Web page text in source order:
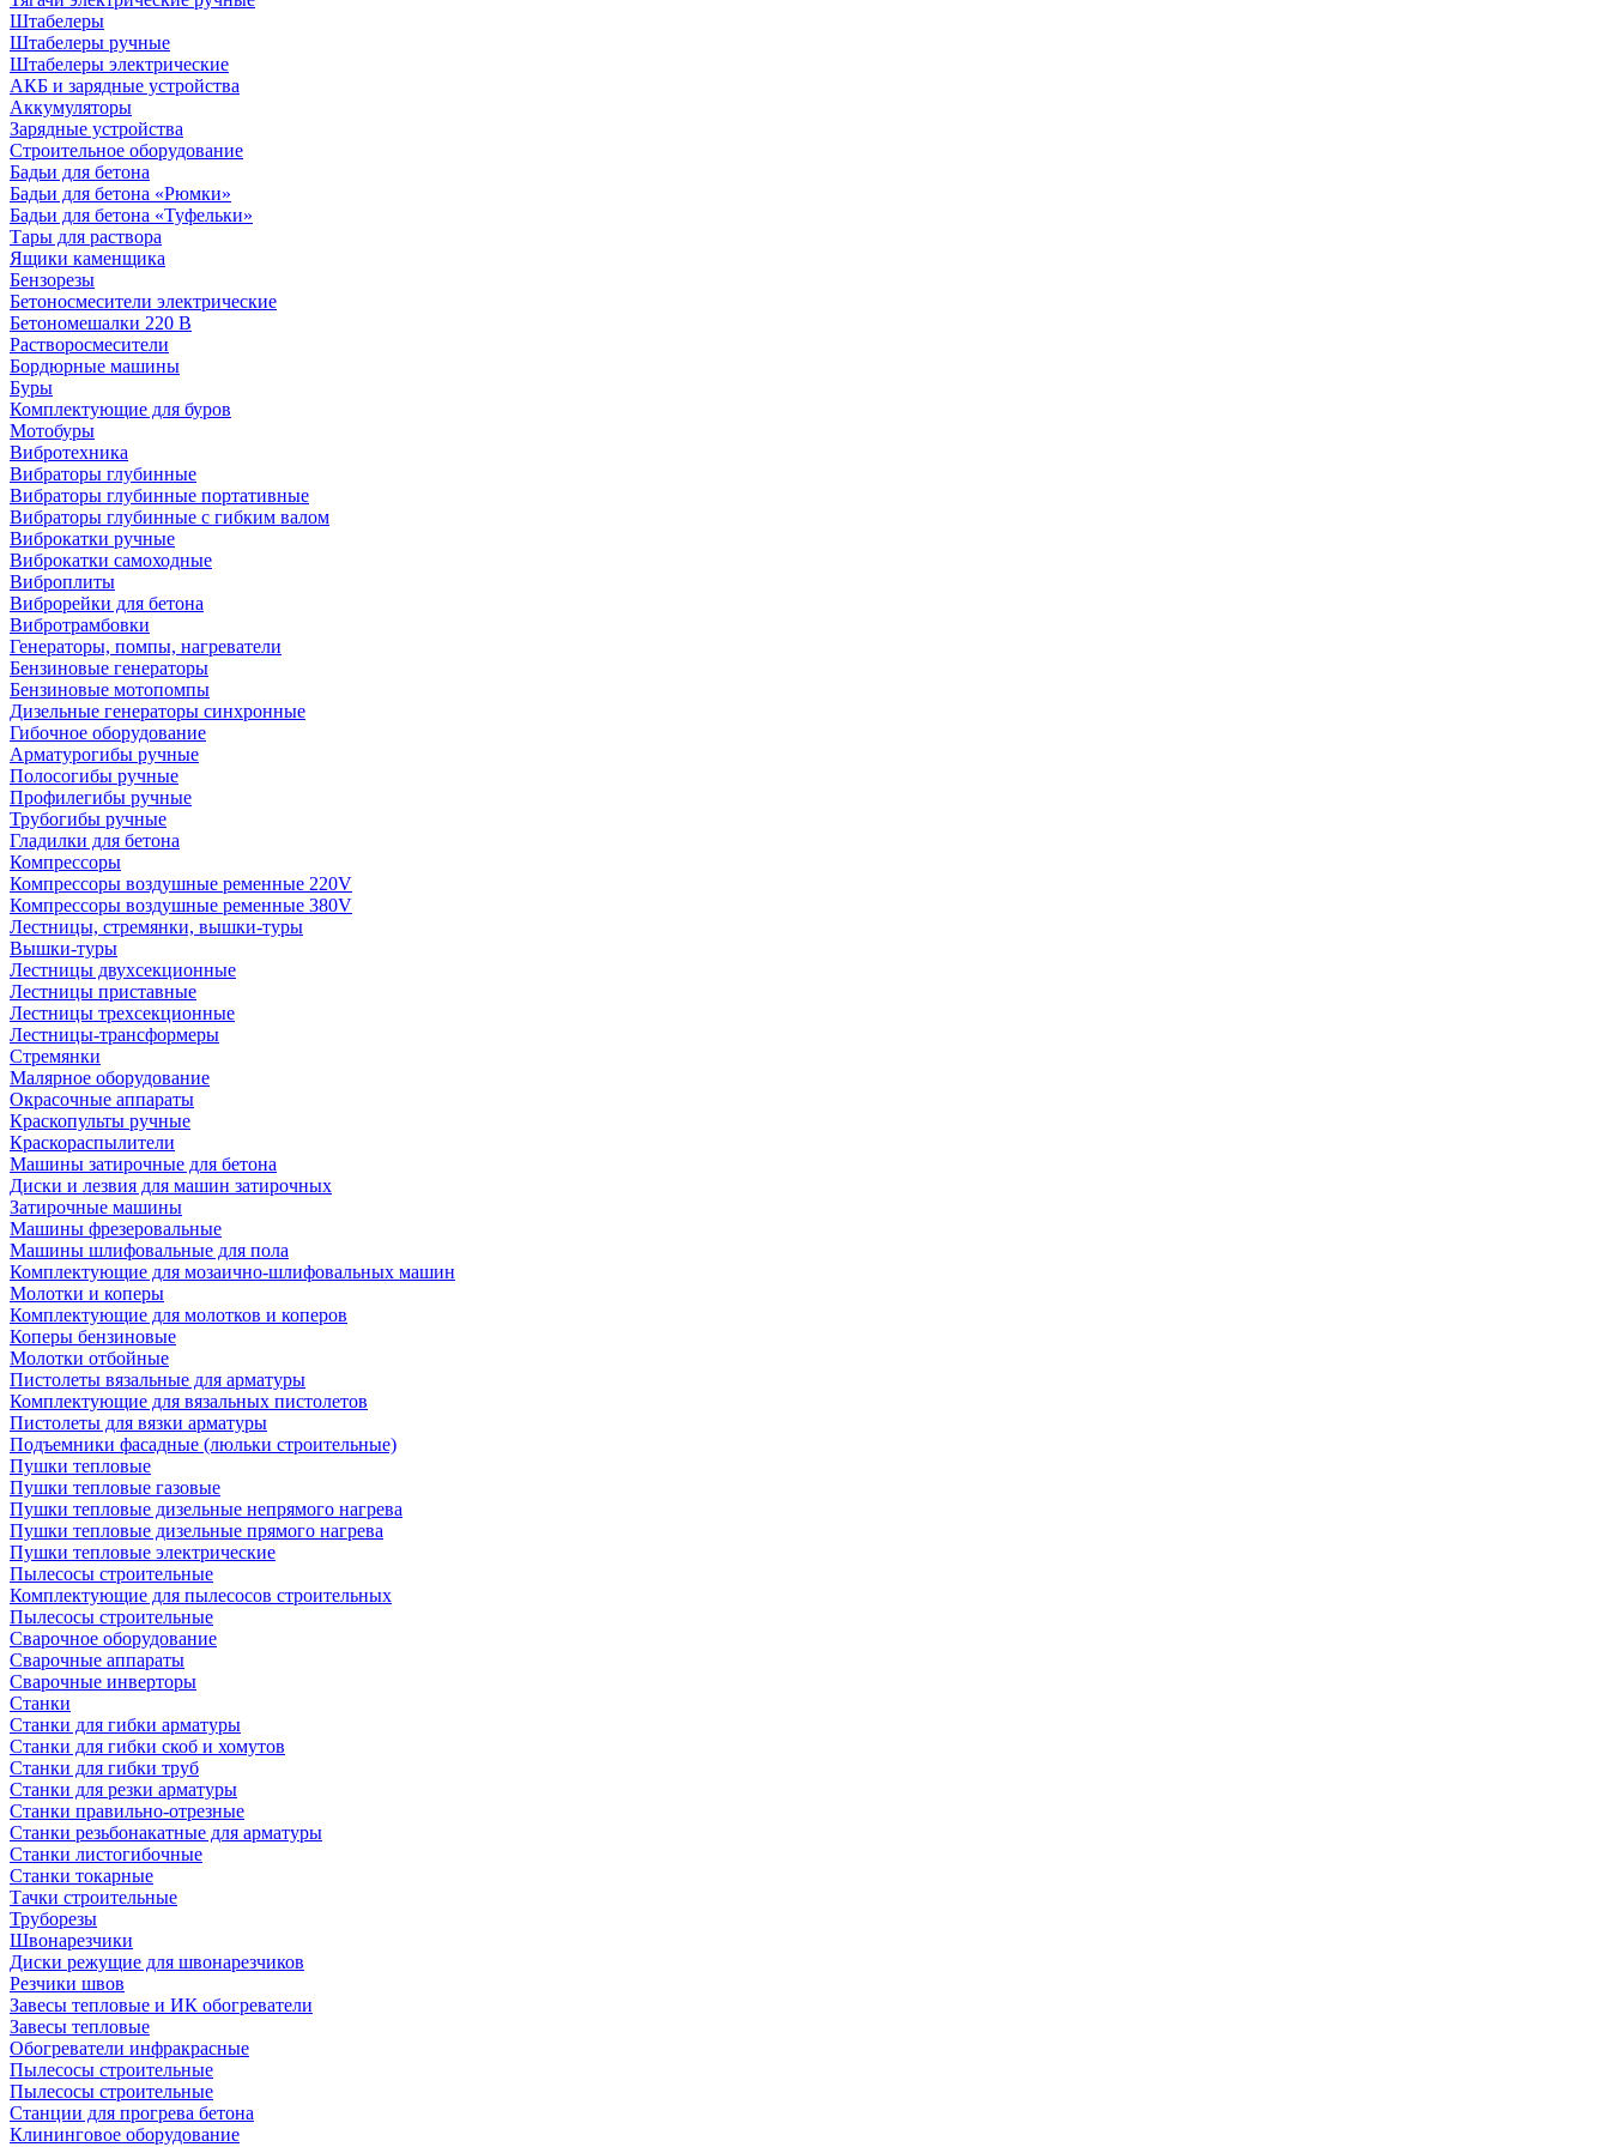
Штабелеры
Штабелеры ручные
Штабелеры электрические
АКБ и зарядные устройства
Аккумуляторы
Зарядные устройства
Строительное оборудование
Бадьи для бетона
Бадьи для бетона «Рюмки»
Бадьи для бетона «Туфельки»
Тары для раствора
Ящики каменщика
Бензорезы
Бетоносмесители электрические
Бетономешалки 220 В
Растворосмесители
Бордюрные машины
Буры
Комплектующие для буров
Мотобуры
Вибротехника
Вибраторы глубинные
Вибраторы глубинные портативные
Вибраторы глубинные с гибким валом
Виброкатки ручные
Виброкатки самоходные
Виброплиты
Виброрейки для бетона
Вибротрамбовки
Генераторы, помпы, нагреватели
Бензиновые генераторы
Бензиновые мотопомпы
Дизельные генераторы синхронные
Гибочное оборудование
Арматурогибы ручные
Полосогибы ручные
Профилегибы ручные
Трубогибы ручные
Гладилки для бетона
Компрессоры
Компрессоры воздушные ременные 220V
Компрессоры воздушные ременные 380V
Лестницы, стремянки, вышки-туры
Вышки-туры
Лестницы двухсекционные
Лестницы приставные
Лестницы трехсекционные
Лестницы-трансформеры
Стремянки
Малярное оборудование
Окрасочные аппараты
Краскопульты ручные
Краскораспылители
Машины затирочные для бетона
Диски и лезвия для машин затирочных
Затирочные машины
Машины фрезеровальные
Машины шлифовальные для пола
Комплектующие для мозаично-шлифовальных машин
Молотки и коперы
Комплектующие для молотков и коперов
Коперы бензиновые
Молотки отбойные
Пистолеты вязальные для арматуры
Комплектующие для вязальных пистолетов
Пистолеты для вязки арматуры
Подъемники фасадные (люльки строительные)
Пушки тепловые
Пушки тепловые газовые
Пушки тепловые дизельные непрямого нагрева
Пушки тепловые дизельные прямого нагрева
Пушки тепловые электрические
Пылесосы строительные
Комплектующие для пылесосов строительных
Пылесосы строительные
Сварочное оборудование
Сварочные аппараты
Сварочные инверторы
Станки
Станки для гибки арматуры
Станки для гибки скоб и хомутов
Станки для гибки труб
Станки для резки арматуры
Станки правильно-отрезные
Станки резьбонакатные для арматуры
Станки листогибочные
Станки токарные
Тачки строительные
Труборезы
Швонарезчики
Диски режущие для швонарезчиков
Резчики швов
Завесы тепловые и ИК обогреватели
Завесы тепловые
Обогреватели инфракрасные
Пылесосы строительные
Пылесосы строительные
Станции для прогрева бетона
Клининговое оборудование